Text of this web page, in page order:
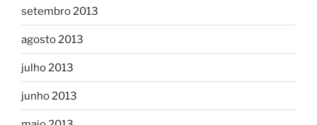
setembro 2013
agosto 2013
julho 2013
junho 2013